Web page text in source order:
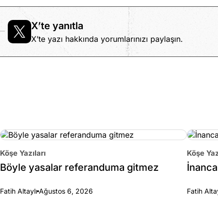
X’te yanıtla
X’te yazı hakkında yorumlarınızı paylaşın.
Köşe Yazıları
Böyle yasalar referanduma gitmez
Fatih Altaylı Ağustos 6, 2026
Köşe
Fatih